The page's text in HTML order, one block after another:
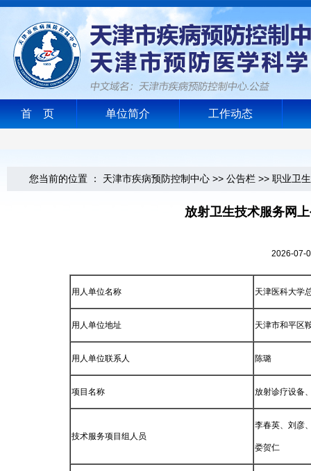
首 页 单位简介 工作动态
您当前的位置 ： 天津市疾病预防控制中心 >> 公告栏 >> 职业卫
放射卫生技术服务网
2026-
用人单位名称 天津医科大学
用人单位地址 天津市和平区
用人单位联系人 陈璐
项目名称 放射诊疗设备
技术服务项目组人员
李春英、刘彦
娄贺仁